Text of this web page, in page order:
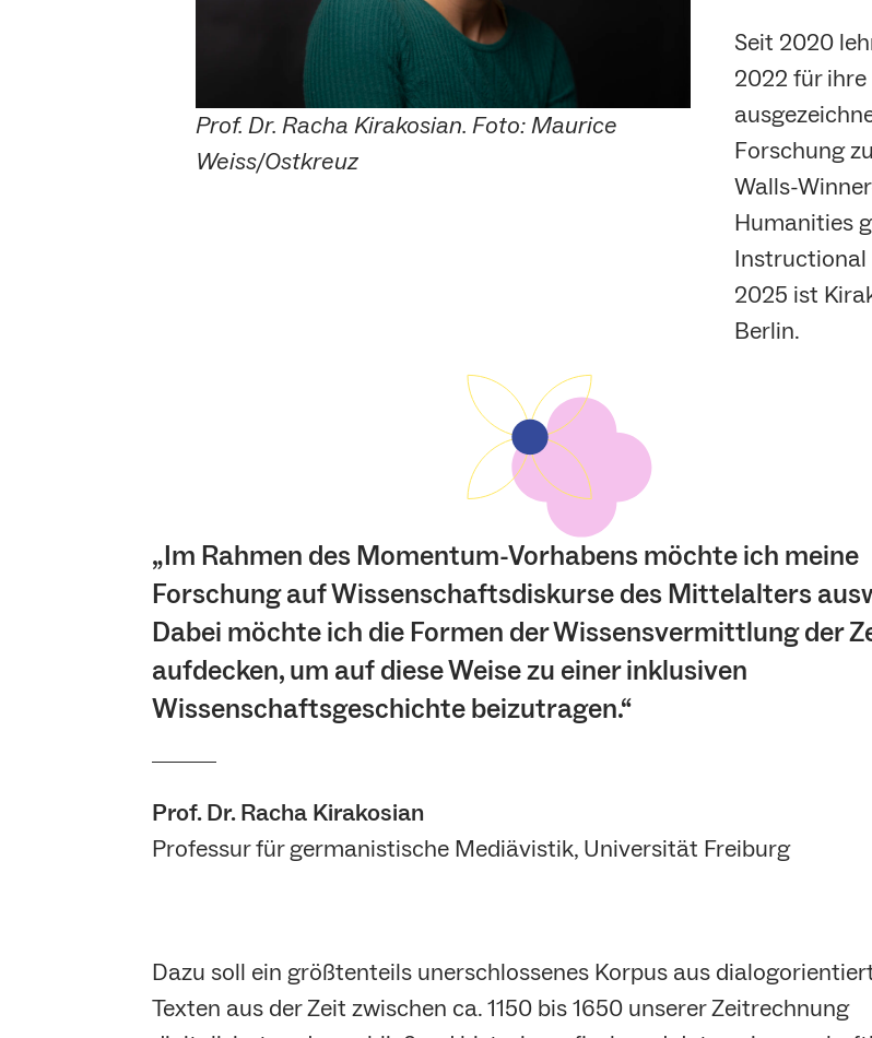
Prof. Dr. Racha Kirakosian. Foto: Maurice
Weiss/Ostkreuz
Seit 2020
2022 für
Forschung
Walls-
Humanities
Instructional
2025 ist
Berlin.
„Im Rahmen des Momentum-Vorhabens möchte ich meine
Forschung auf Wissenschaftsdiskurse des Mittelalters
Dabei möchte ich die Formen der Wissensvermittlung der
aufdecken, um auf diese Weise zu einer inklusiven
Wissenschaftsgeschichte beizutragen.“
Prof. Dr. Racha Kirakosian
Professur für germanistische Mediävistik, Universität Freiburg
Dazu soll ein größtenteils unerschlossenes Korpus aus
Texten aus der Zeit zwischen ca. 1150 bis 1650 unserer Zeitrechnung